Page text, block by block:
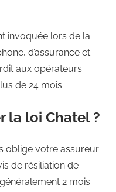
invoquée lors de la
d’assurance et
aux opérateurs
de 24 mois.
la loi Chatel ?
oblige votre assureur
de résiliation de
2 mois